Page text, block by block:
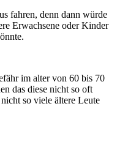
fahren, denn dann würde
Erwachsene oder Kinder
im alter von 60 bis 70
das diese nicht so oft
so viele ältere Leute